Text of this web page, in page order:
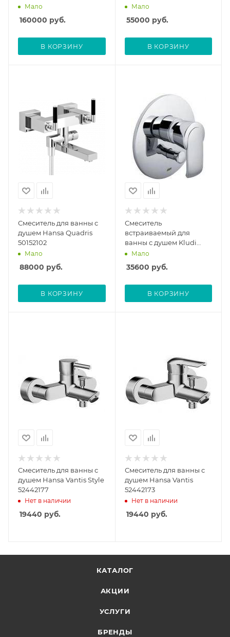
душевым гарнитуром,
матовый хром
Мало
160000 руб.
В КОРЗИНУ
Мало
55000 руб.
В КОРЗИНУ
Смеситель для ванны с
душем Hansa Quadris
50152102
Мало
88000 руб.
В КОРЗИНУ
Смеситель
встраиваемый для
ванны с душем Kludi
Joop 555150575 без
скрытой части
Мало
35600 руб.
В КОРЗИНУ
Смеситель для ванны с
душем Hansa Vantis Style
52442177
Нет в наличии
19440 руб.
Смеситель для ванны с
душем Hansa Vantis
52442173
Нет в наличии
19440 руб.
КАТАЛОГ
АКЦИИ
УСЛУГИ
БРЕНДЫ